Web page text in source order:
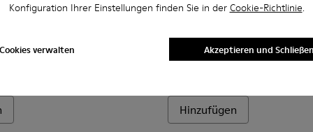
Konfiguration Ihrer Einstellungen finden Sie in der Cookie-Richtlinie.
Cookies verwalten Akzeptieren und Schließen
016 - Mehrfarbige Leder- und Nubuk-Sneaker für Herren.
Twins - K101068-005
Twins - K101068-004
Twins - K101068-003
Twins - K101068-002
Twins - K101068-
Drift Walk - K101097-007 -
Drift Walk -Drift Walk -
Drift
Drift Walk
Hinzufügen